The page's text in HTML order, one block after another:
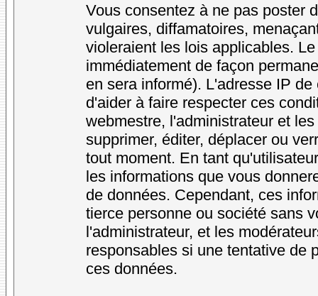
Vous consentez à ne pas poster
vulgaires, diffamatoires,
violeraient les lois applicables.
immédiatement de façon
en sera informé). L'adresse IP
d'aider à faire respecter ces
webmestre, l'administrateur et
supprimer, éditer, déplacer ou
tout moment. En tant
les informations que vous
de données. Cependant, ces
tierce personne ou société sans
l'administrateur, et les
responsables si une tentative de
ces données.